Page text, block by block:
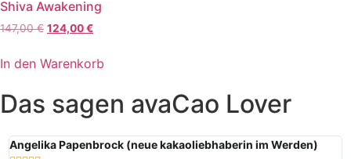
Shiva Awakening
147,00€ 124,00€
In den Warenkorb
Das sagen avaCao Lover
Angelika Papenbrock (neue kakaoliebhaberin im Werden)